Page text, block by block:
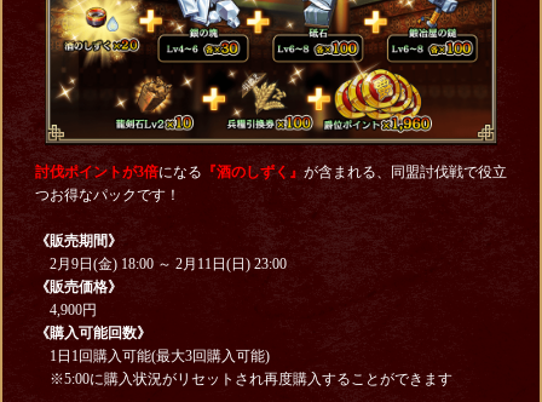
討伐ポイントが3倍になる 『酒のしずく』 が含まれる、同盟討伐戦で役立
つお得なパックです！
《販売期間》
2月9日(金) 18:00 ～ 2月11日(日) 23:00
《販売価格》
4,900円
《購入可能回数》
1日1回購入可能(最大3回購入可能)
※5:00に購入状況がリセットされ再度購入することができます